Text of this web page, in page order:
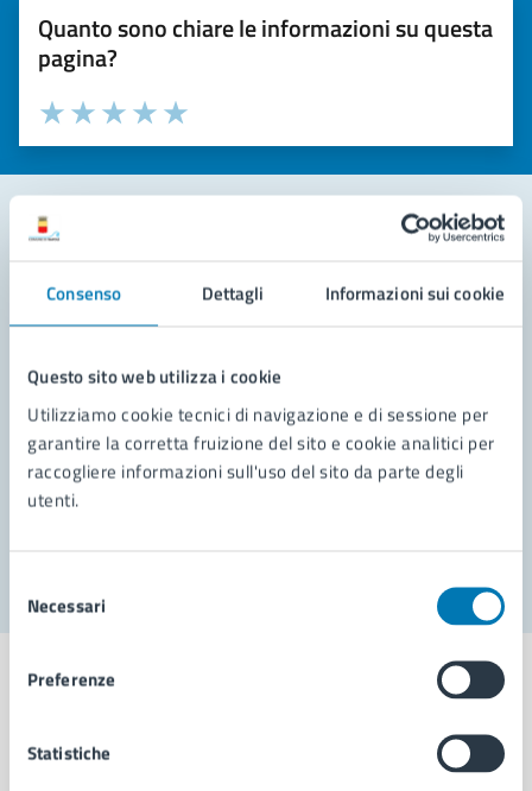
Consenso Dettagli Informazioni sui cookie
Questo sito web utilizza i cookie
Utilizziamo cookie tecnici di navigazione e di sessione per
garantire la corretta fruizione del sito e cookie analitici per
raccogliere informazioni sull'uso del sito da parte degli
utenti.
delNecessari
Preferenze
Statistiche
Quanto sono chiare le informazioni su questa
pagina?
Valuta la chiarezza delle informazioni (da 1 a 5 stelle)
Seleziona il numero di stelle per valutare la chiarezza delle
Valuta 5 stelle su 5
Valuta 4 stelle su 5
Valuta 3 stelle su 5
Valuta 2 stelle su 5
Valuta 1 stelle su 5
Leggi le domande frequenti
Richiedi assistenza
Prenota appuntamento
Problemi in città
Comune di Napoli